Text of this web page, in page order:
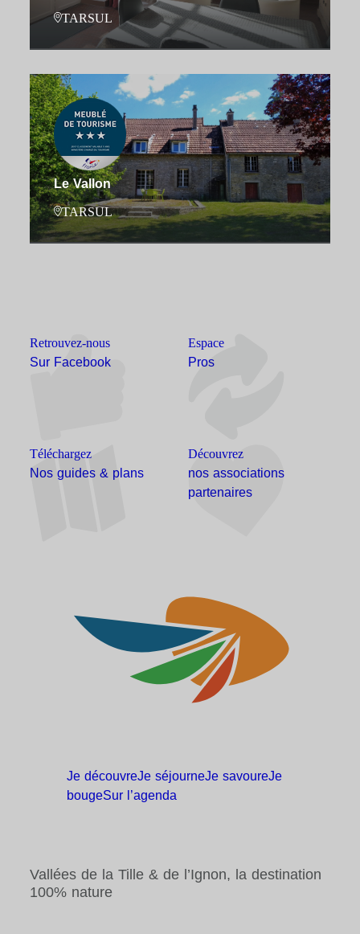
TARSUL
Le Vallon
TARSUL
Retrouvez-nous
Sur Facebook
Espace
Pros
Téléchargez
Nos guides & plans
Découvrez
nos associations
partenaires
Je découvreJe séjourneJe savoureJe
bougeSur l’agenda
Vallées de la Tille & de l’Ignon, la destination
100% nature